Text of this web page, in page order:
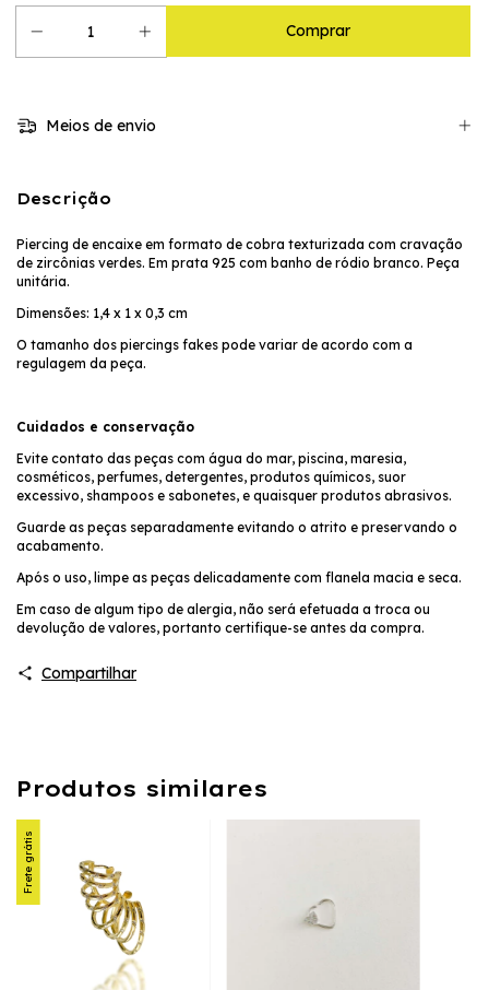
Meios de envio
Descrição
Piercing de encaixe em formato de cobra texturizada com cravação
de zircônias verdes. Em prata 925 com banho de ródio branco. Peça
unitária.
Dimensões: 1,4 x 1 x 0,3 cm
O tamanho dos piercings fakes pode variar de acordo com a
regulagem da peça.
Cuidados e conservação
Evite contato das peças com água do mar, piscina, maresia,
cosméticos, perfumes, detergentes, produtos químicos, suor
excessivo, shampoos e sabonetes, e quaisquer produtos abrasivos.
Guarde as peças separadamente evitando o atrito e preservando o
acabamento.
Após o uso, limpe as peças delicadamente com flanela macia e seca.
Em caso de algum tipo de alergia, não será efetuada a troca ou
devolução de valores, portanto certifique-se antes da compra.
Compartilhar
Produtos similares
Frete grátis